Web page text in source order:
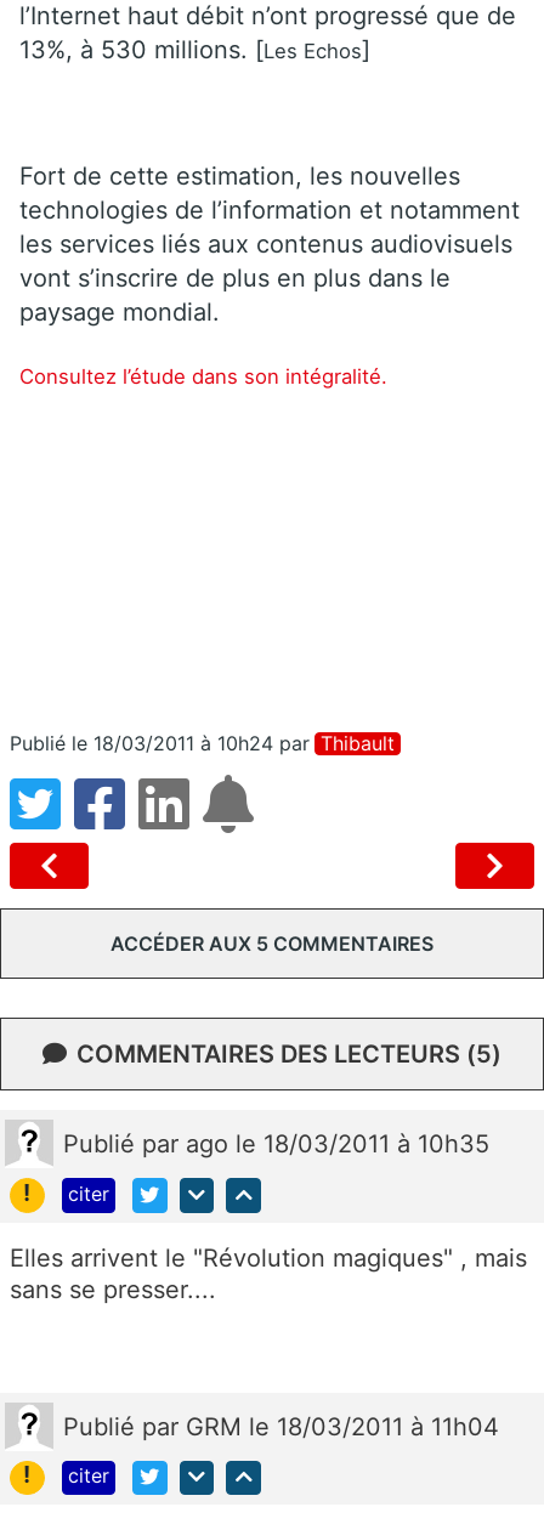
l’Internet haut débit n’ont progressé que de
13%, à 530 millions. [Les Echos]
Fort de cette estimation, les nouvelles
technologies de l’information et notamment
les services liés aux contenus audiovisuels
vont s’inscrire de plus en plus dans le
paysage mondial.
Consultez l’étude dans son intégralité.
Publié le 18/03/2011 à 10h24 par Thibault
ACCÉDER AUX 5 COMMENTAIRES
COMMENTAIRES DES LECTEURS (5)
Publié par ago le 18/03/2011 à 10h35
!
citer
Elles arrivent le "Révolution magiques" , mais
sans se presser....
Publié par GRM le 18/03/2011 à 11h04
!
citer